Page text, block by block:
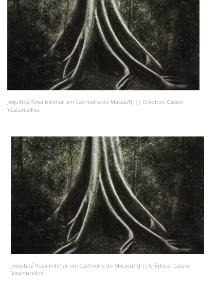
Jequitibá Rosa milenar, em Cachoeira do Macau/RJ || Créditos: Cassio
Vasconcellos
Jequitibá Rosa milenar, em Cachoeira do Macacu/RJ || Créditos: Cassio
Vasconcellos